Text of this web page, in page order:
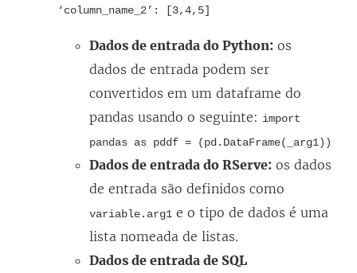
‘column_name_2’: [3,4,5]
Dados de entrada do Python: os
dados de entrada podem ser
convertidos em um dataframe do
pandas usando o seguinte: import
pandas as pddf = (pd.DataFrame(_arg1))
Dados de entrada do RServe: os dados
de entrada são definidos como
variable.arg1 e o tipo de dados é uma
lista nomeada de listas.
Dados de entrada de SQL